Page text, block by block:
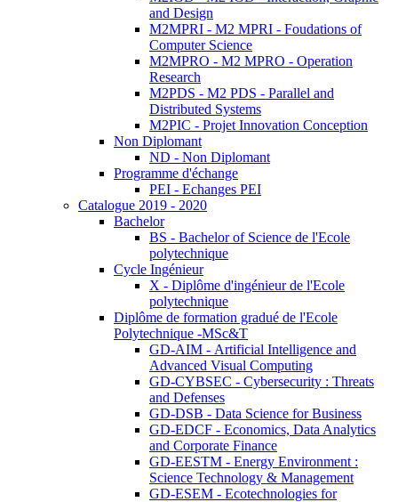
and Design
M2MPRI - M2 MPRI - Foudations of
Computer Science
M2MPRO - M2 MPRO - Operation
Research
M2PDS - M2 PDS - Parallel and
Distributed Systems
M2PIC - Projet Innovation Conception
Non Diplomant
ND - Non Diplomant
Programme d'échange
PEI - Echanges PEI
Catalogue 2019 - 2020
Bachelor
BS - Bachelor of Science de l'Ecole
polytechnique
Cycle Ingénieur
X - Diplôme d'ingénieur de l'Ecole
polytechnique
Diplôme de formation gradué de l'Ecole
Polytechnique -MSc&T
GD-AIM - Artificial Intelligence and
Advanced Visual Computing
GD-CYBSEC - Cybersecurity : Threats
and Defenses
GD-DSB - Data Science for Business
GD-EDCF - Economics, Data Analytics
and Corporate Finance
GD-EESTM - Energy Environment :
Science Technology & Management
GD-ESEM - Ecotechnologies for